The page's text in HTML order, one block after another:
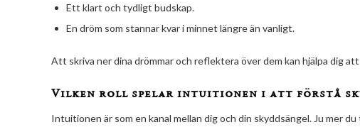
Ett klart och tydligt budskap.
En dröm som stannar kvar i minnet längre än vanligt.
Att skriva ner dina drömmar och reflektera över dem kan hjälpa dig
Vilken roll spelar intuitionen i att förstå
Intuitionen är som en kanal mellan dig och din skyddsängel. Ju mer